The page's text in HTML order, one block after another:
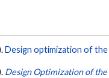
Design optimization of
Design Optimization of